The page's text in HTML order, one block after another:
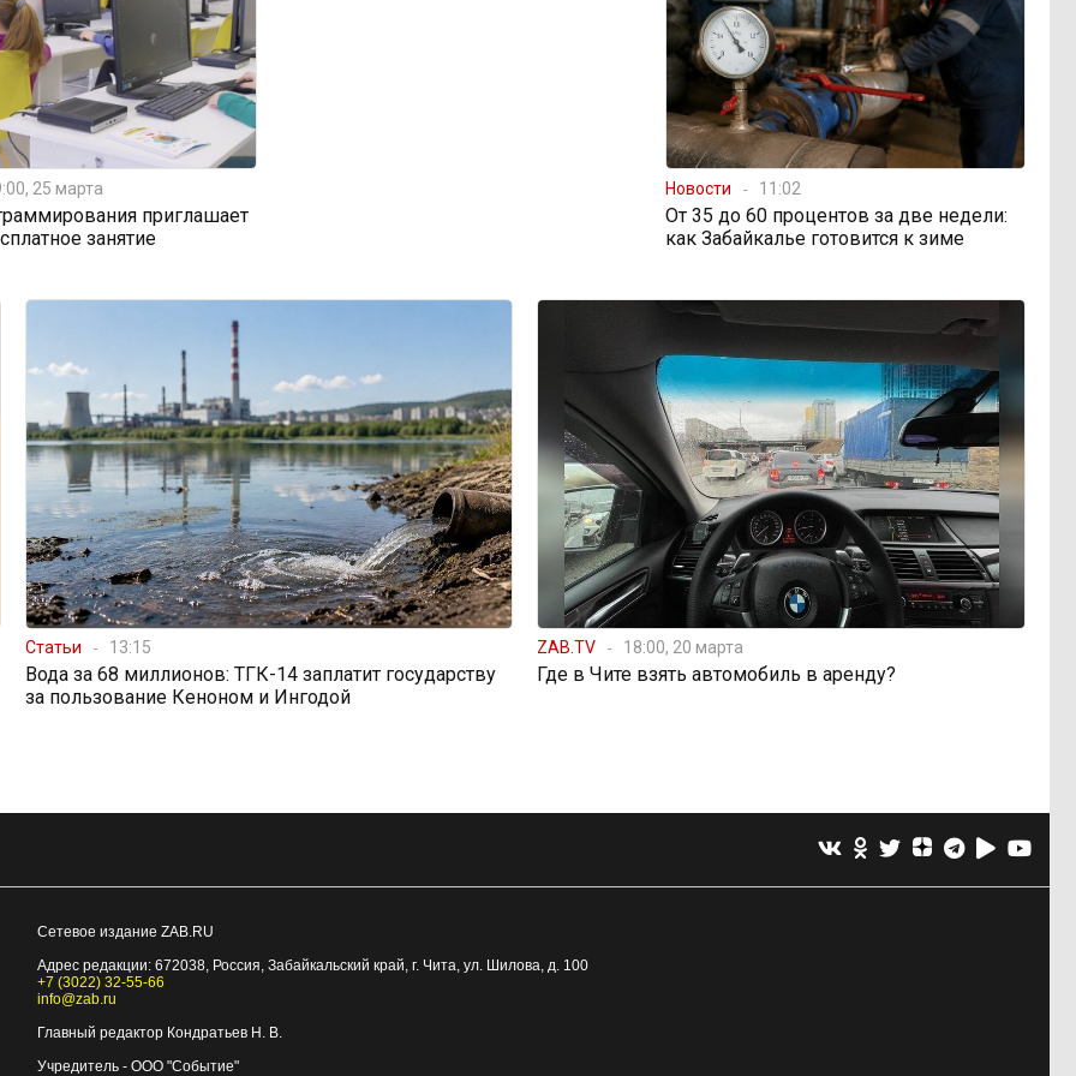
25 марта
приглашает
занятие
Новости 11:02
От 35 до 60 процентов за две недели:
как Забайкалье готовится к зиме
Статьи 13:15
Вода за 68 миллионов: ТГК-14 заплатит государству
за пользование Кеноном и Ингодой
ZAB.TV 18:00, 20 марта
Где в Чите взять автомобиль в аренду?
Сетевое издание ZAB.RU
Адрес редакции: 672038, Россия, Забайкальский край, г. Чита, ул. Шилова, д. 100
+7 (3022) 32-55-66
info@zab.ru
Главный редактор Кондратьев Н. В.
Учредитель - ООО "Событие"